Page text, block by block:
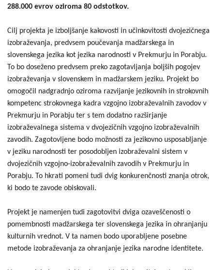
288.000 evrov oziroma 80 odstotkov.
Cilj projekta je izboljšanje kakovosti in učinkovitosti dvojezičnega
izobraževanja, predvsem poučevanja madžarskega in
slovenskega jezika kot jezika narodnosti v Prekmurju in Porabju.
To bo doseženo predvsem preko zagotavljanja boljših pogojev
izobraževanja v slovenskem in madžarskem jeziku. Projekt bo
omogočil nadgradnjo oziroma razvijanje jezikovnih in strokovnih
kompetenc strokovnega kadra vzgojno izobraževalnih zavodov v
Prekmurju in Porabju ter s tem dodatno razširjanje
izobraževalnega sistema v dvojezičnih vzgojno izobraževalnih
zavodih. Zagotovljene bodo možnosti za jezikovno usposabljanje
v jeziku narodnosti ter posodobljen izobraževalni sistem v
dvojezičnih vzgojno-izobraževalnih zavodih v Prekmurju in
Porabju. To hkrati pomeni tudi dvig konkurenčnosti znanja otrok,
ki bodo te zavode obiskovali.
Projekt je namenjen tudi zagotovitvi dviga ozaveščenosti o
pomembnosti madžarskega ter slovenskega jezika in ohranjanju
kulturnih vrednot. V ta namen bodo uporabljene posebne
metode izobraževanja za ohranjanje jezika narodne identitete.